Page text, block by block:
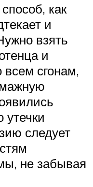
как
и
взять
и
всем сгонам,
утечки
следует
не забывая